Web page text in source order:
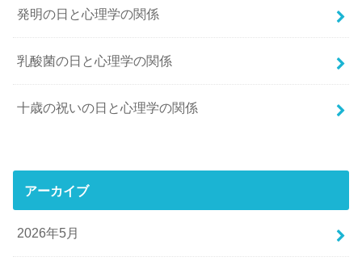
発明の日と心理学の関係
乳酸菌の日と心理学の関係
十歳の祝いの日と心理学の関係
アーカイブ
2026年5月